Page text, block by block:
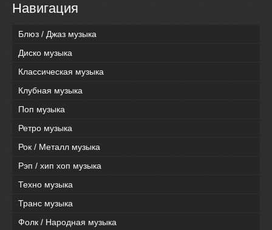
Навигация
Блюз / Джаз музыка
Диско музыка
Классическая музыка
Клубная музыка
Поп музыка
Ретро музыка
Рок / Металл музыка
Рэп / хип хоп музыка
Техно музыка
Транс музыка
Фолк / Народная музыка